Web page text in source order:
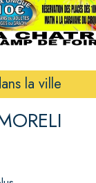
la ville